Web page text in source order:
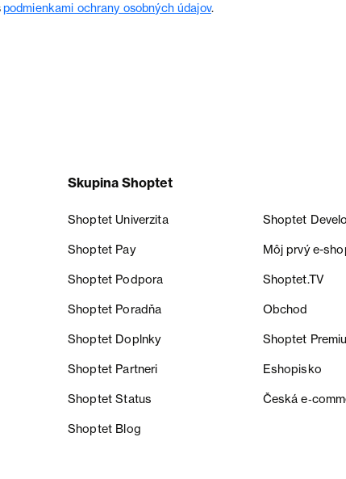
podmienkami ochrany osobných údajov.
Skupina Shoptet
Shoptet Univerzita Shoptet
Shoptet Pay Môj prvý e-
Shoptet Podpora Shoptet.TV
Shoptet Poradňa Obchod
Shoptet Doplnky Shoptet
Shoptet Partneri Eshopisko
Shoptet Status Česká
Shoptet Blog